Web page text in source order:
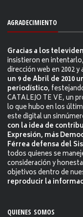
AGRADECIMIENTO
Gracias a los
insistieron en
dirección web en 2002
un 9 de Abril de 2010
periodístico,
CATALEJO TE VE, un
lo que hubo en los
este digital un
con la idea de
Expresión, más
Férrea defensa del
todos quienes se
consideración y
objetivos dentro de
reproducir la
QUIENES SOMOS